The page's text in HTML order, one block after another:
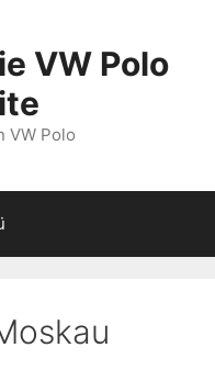
VW Polo
VW Polo